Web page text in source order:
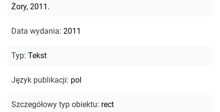
Żory, 2011.
Data wydania: 2011
Typ: Tekst
Język publikacji: pol
Szczegółowy typ obiektu: rect